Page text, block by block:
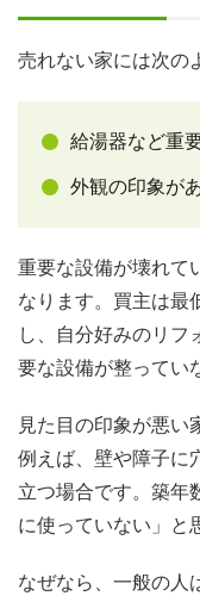
売れない家には次の
給湯器など重
外観の印象が
重要な設備が壊れて
なります。買主は最
し、自分好みのリフ
要な設備が整ってい
見た目の印象が悪い
例えば、壁や障子に
立つ場合です。築年
に使っていない」と
なぜなら、一般の人